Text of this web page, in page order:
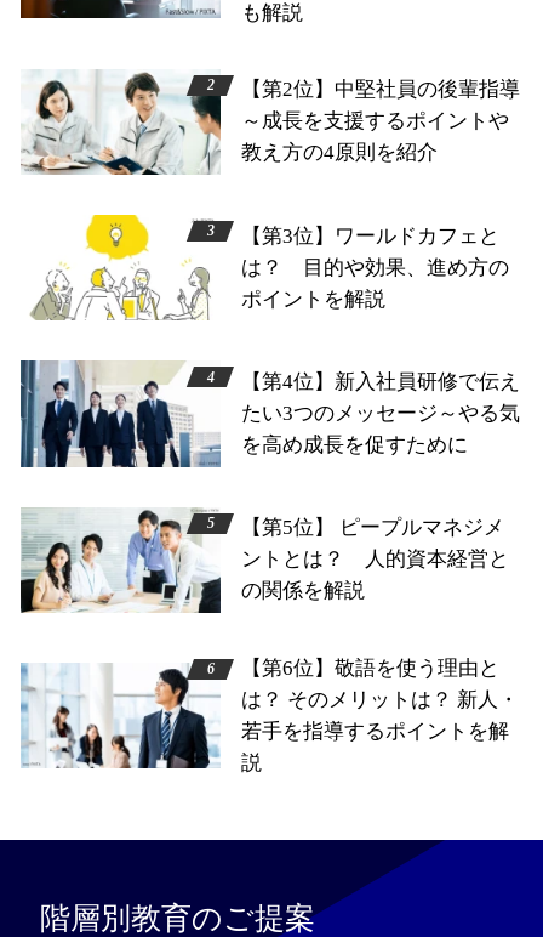
も解説
【第2位】中堅社員の後輩指導
～成長を支援するポイントや
教え方の4原則を紹介
【第3位】ワールドカフェと
は？ 目的や効果、進め方の
ポイントを解説
【第4位】新入社員研修で伝え
たい3つのメッセージ～やる気
を高め成長を促すために
【第5位】 ピープルマネジメ
ントとは？ 人的資本経営と
の関係を解説
【第6位】敬語を使う理由と
は？ そのメリットは？ 新人・
若手を指導するポイントを解
説
階層別教育のご提案